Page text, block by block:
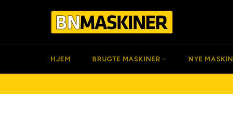
HJEM BRUGTE MASKINER NYE